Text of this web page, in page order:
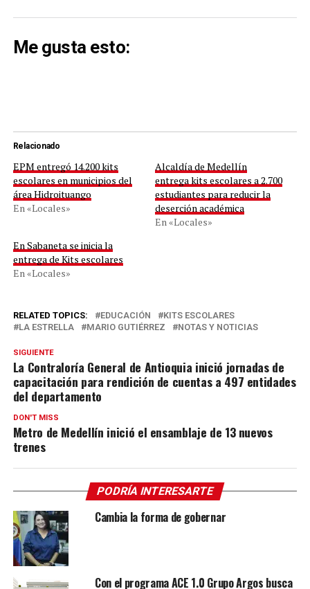
Me gusta esto:
Relacionado
EPM entregó 14.200 kits
escolares en municipios del
área Hidroituango
En «Locales»
Alcaldía de Medellín
entrega kits escolares a 2.700
estudiantes para reducir la
deserción académica
En «Locales»
En Sabaneta se inicia la
entrega de Kits escolares
En «Locales»
RELATED TOPICS: EDUCACIÓN
KITS ESCOLARES
LA ESTRELLA
MARIO GUTIÉRREZ NOTAS Y NOTICIAS
SIGUIENTE
La Contraloría General de Antioquia inició jornadas de
capacitación para rendición de cuentas a 497 entidades
del departamento
DON'T MISS
Metro de Medellín inició el ensamblaje de 13 nuevos
trenes
PODRÍA INTERESARTE
Cambia la forma de gobernar
Con el programa ACE 1.0 Grupo Argos busca